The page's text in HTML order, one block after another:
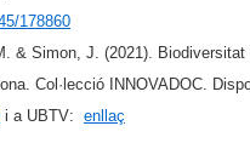
178860
& Simon, J. (2021).
Col·lecció INNOVADOC.
i a UBTV: enllaç